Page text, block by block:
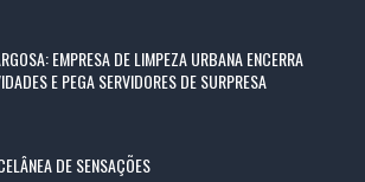
EMPRESA DE LIMPEZA URBANA ENCERRA
E PEGA SERVIDORES DE SURPRESA
DE SENSAÇÕES